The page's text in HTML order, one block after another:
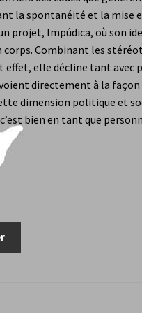
Mon compte Panier
la spontanéité et la mise
projet, Impúdica, où son
corps. Combinant les
effet, elle décline tant avec
directement à la
dimension politique et
bien en tant que